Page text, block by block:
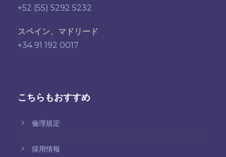
+52 (55) 5292 5232
スペイン、マドリード
+34 91 192 0017
こちらもおすすめ
倫理規定
採用情報